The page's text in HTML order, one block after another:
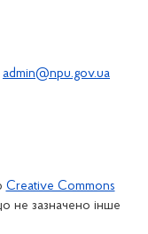
admin@npu.gov.ua
Creative Commons
не зазначено інше